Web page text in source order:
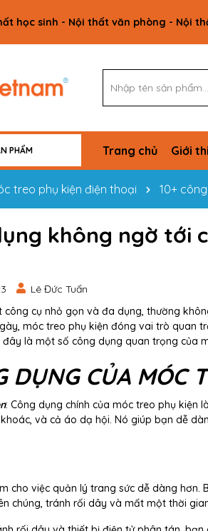
học sinh - Nội thất văn phòng - Nội
PHẨM Trang chủ Giới
treo phụ kiện điện thoại 10+
không ngờ tới
Lê Đức Tuấn
công cụ nhỏ gọn và đa dụng, thường
móc treo phụ kiện đóng vai trò quan
là một số công dụng quan trọng của
DỤNG CỦA MÓC
: Công dụng chính của móc treo phụ kiện
và cả áo dạ hội. Nó giúp bạn dễ
cho việc quản lý trang sức dễ dàng hơn.
chúng, tránh rối dây và mất một thời